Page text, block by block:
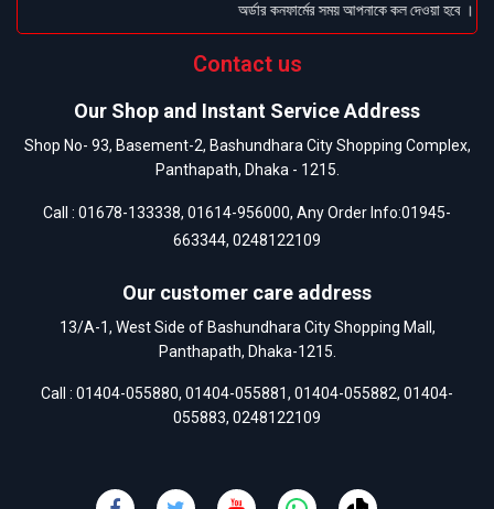
অর্ডার কনফার্মের সময় আপনাকে কল দেওয়া হবে ।
Contact us
Our Shop and Instant Service Address
Shop No- 93, Basement-2, Bashundhara City Shopping Complex,
Panthapath, Dhaka - 1215.
Call : 01678-133338, 01614-956000, Any Order Info:01945-
663344, 0248122109
Our customer care address
13/A-1, West Side of Bashundhara City Shopping Mall,
Panthapath, Dhaka-1215.
Call : 01404-055880, 01404-055881, 01404-055882, 01404-
055883, 0248122109